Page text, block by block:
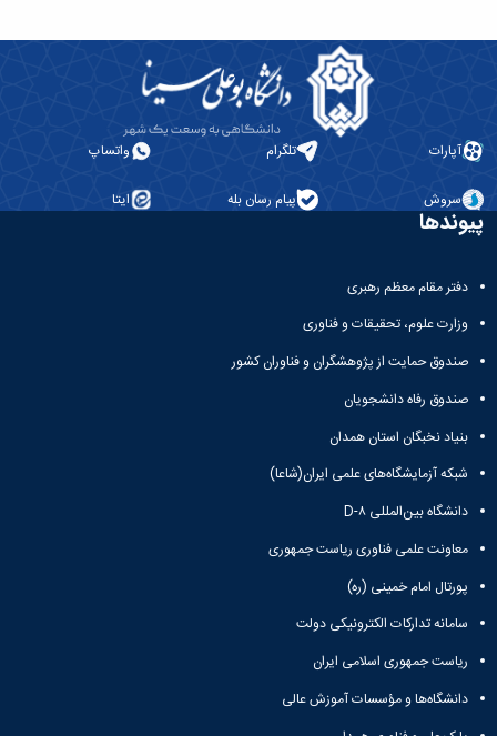
آپارات تلگرام واتساپ
سروش پیام رسان بله ایتا
پیوندها
دفتر مقام معظم رهبری
وزارت علوم، تحقیقات و فناوری
صندوق حمایت از پژوهشگران و فناوران کشور
صندوق رفاه دانشجویان
بنیاد نخبگان استان همدان
شبکه آزمایشگاه‌های علمی ایران(شاعا)
دانشگاه بین‌المللی D-۸
معاونت علمی فناوری ریاست جمهوری
پورتال امام خمینی (ره)
سامانه تدارکات الکترونیکی دولت
ریاست جمهوری اسلامی ایران
دانشگاه‌ها و مؤسسات آموزش عالی